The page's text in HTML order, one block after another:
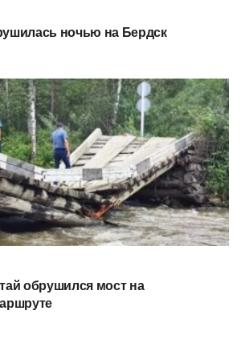
ночью на Бердск
обрушился мост на